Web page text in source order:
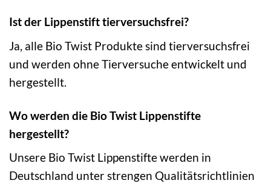
Ist der Lippenstift tierversuchsfrei?
Ja, alle Bio Twist Produkte sind tierversuchsfrei
und werden ohne Tierversuche entwickelt und
hergestellt.
Wo werden die Bio Twist Lippenstifte
hergestellt?
Unsere Bio Twist Lippenstifte werden in
Deutschland unter strengen Qualitätsrichtlinien